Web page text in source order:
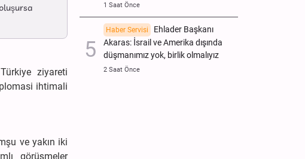
ziyareti
ihtimali
ve yakın iki
görüşmeler
1 Saat Önce
Haber Servisi
Ehlader Başkanı
Akaras: İsrail ve Amerika dışında
düşmanımız yok, birlik olmalıyız
2 Saat Önce